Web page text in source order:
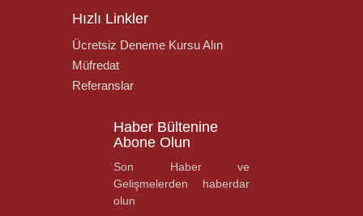
Hızlı Linkler
Ücretsiz Deneme Kursu Alın
Müfredat
Referanslar
Haber Bültenine
Abone Olun
Son Haber ve
Gelişmelerden haberdar
olun